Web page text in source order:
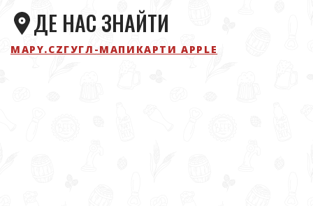
ДЕ НАС ЗНАЙТИ
MAPY.CZГУГЛ-МАПИ КАРТИ APPLE